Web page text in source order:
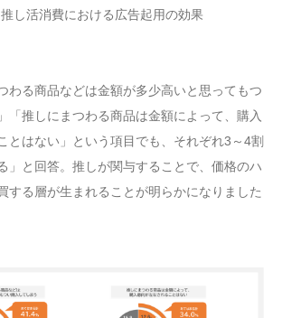
推し活消費における広告起用の効果
わる商品などは金額が多少高いと思ってもつ
「推しにまつわる商品は金額によって、購入
とはない」という項目でも、それぞれ3～4割
」と回答。推しが関与することで、価格のハ
する層が生まれることが明らかになりました